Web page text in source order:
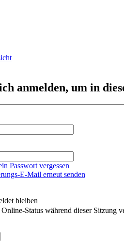
anmelden, um in
Passwort vergessen
E-Mail erneut senden
bleiben
Status während dieser Sitzung